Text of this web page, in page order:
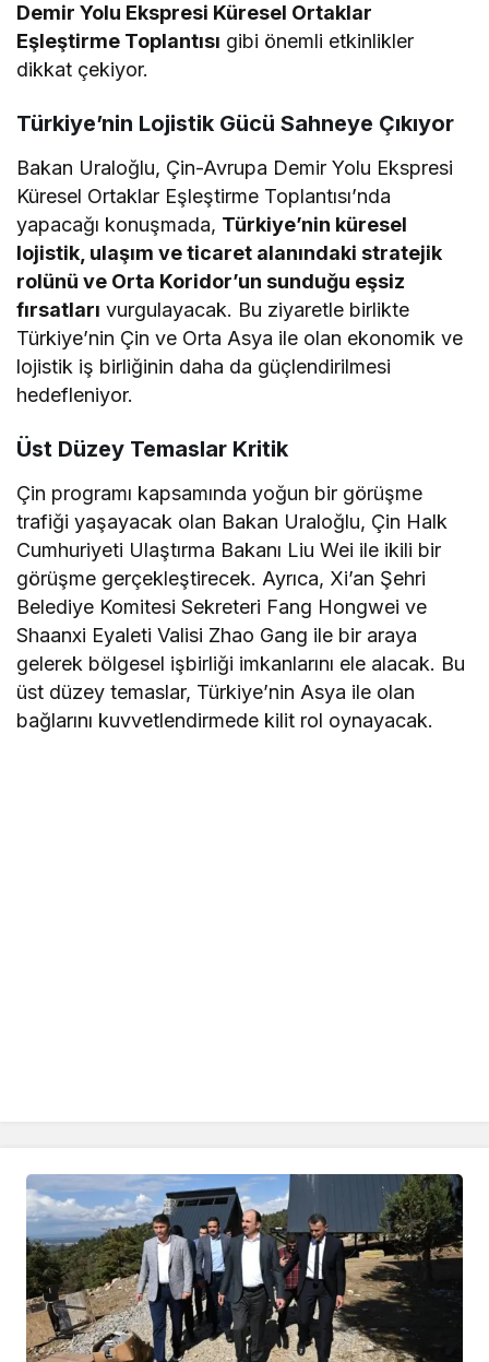
Demir Yolu Ekspresi Küresel Ortaklar
Eşleştirme Toplantısı gibi önemli etkinlikler
dikkat çekiyor.
Türkiye’nin Lojistik Gücü Sahneye Çıkıyor
Bakan Uraloğlu, Çin-Avrupa Demir Yolu Ekspresi
Küresel Ortaklar Eşleştirme Toplantısı’nda
yapacağı konuşmada, Türkiye’nin küresel
lojistik, ulaşım ve ticaret alanındaki stratejik
rolünü ve Orta Koridor’un sunduğu eşsiz
fırsatları vurgulayacak. Bu ziyaretle birlikte
Türkiye’nin Çin ve Orta Asya ile olan ekonomik ve
lojistik iş birliğinin daha da güçlendirilmesi
hedefleniyor.
Üst Düzey Temaslar Kritik
Çin programı kapsamında yoğun bir görüşme
trafiği yaşayacak olan Bakan Uraloğlu, Çin Halk
Cumhuriyeti Ulaştırma Bakanı Liu Wei ile ikili bir
görüşme gerçekleştirecek. Ayrıca, Xi’an Şehri
Belediye Komitesi Sekreteri Fang Hongwei ve
Shaanxi Eyaleti Valisi Zhao Gang ile bir araya
gelerek bölgesel işbirliği imkanlarını ele alacak. Bu
üst düzey temaslar, Türkiye’nin Asya ile olan
bağlarını kuvvetlendirmede kilit rol oynayacak.